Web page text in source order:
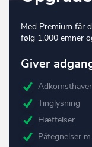
Med Premium får
følg 1.000 emner
Giver
Tinglysning
Hæftelser
Påtegnelser